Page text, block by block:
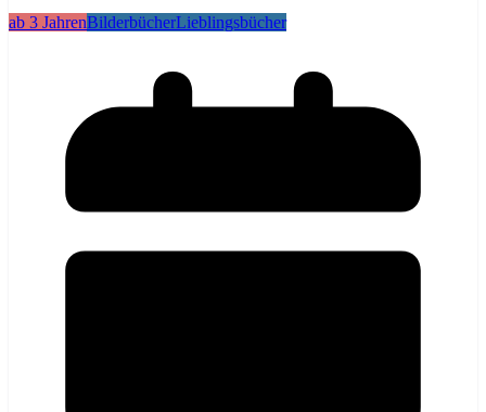
ab 3 JahrenBilderbücherLieblingsbücher